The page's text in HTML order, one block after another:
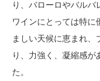
り、バローロやバルバ
ワインにとっては特に
ましい天候に恵まれ、
り、力強く、凝縮感が
た。